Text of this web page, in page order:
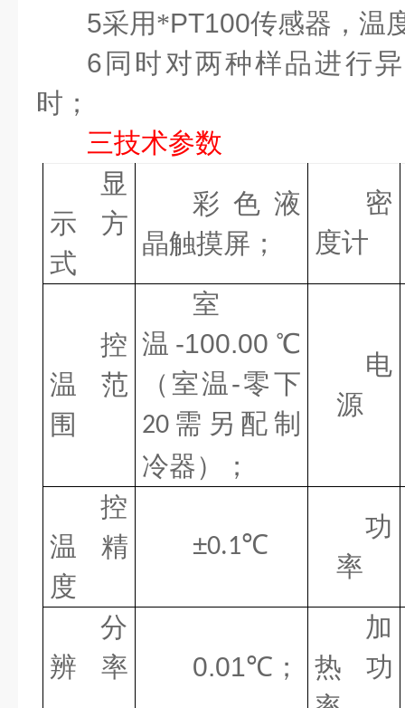
5采用*PT100传感器，温
6 同时对两种样品进行
时；
三技术参数
显
示方
式
彩色液
晶触摸屏 ；
密
度计
控
温范
围
室
温 -100.00 ℃
（室温 -零下
20需另配制
冷器）；
电
源
控
温精
度
±0.1℃
功
率
分
辨 率
0.01℃；
加
热功